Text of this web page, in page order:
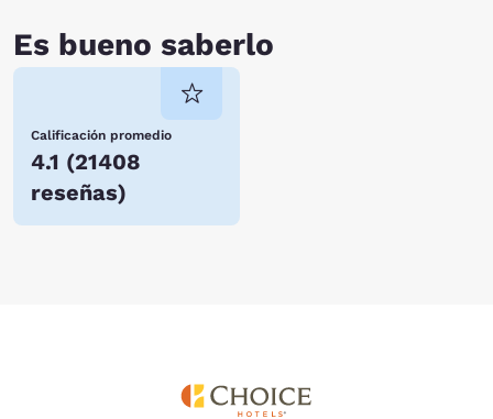
Es bueno saberlo
Calificación promedio
4.1 (21408
reseñas)